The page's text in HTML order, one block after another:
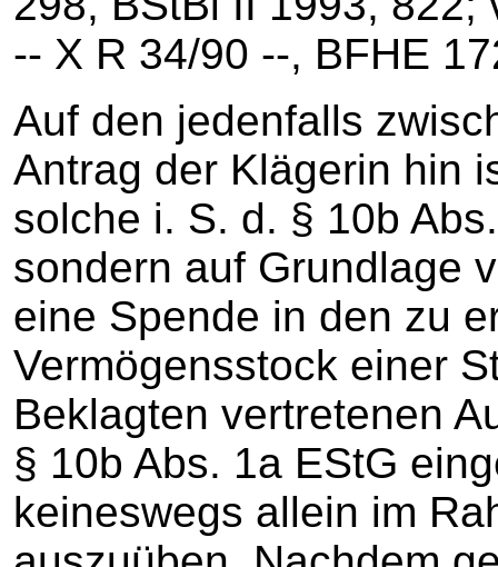
‑‑ X R 34/90 ‑‑, BFHE
Auf den jedenfalls
Antrag der Klägerin hin
solche i. S. d. § 10b
sondern auf Grundlage
eine Spende in den zu
Vermögensstock einer
Beklagten vertretenen
§ 10b Abs. 1a EStG
keineswegs allein im